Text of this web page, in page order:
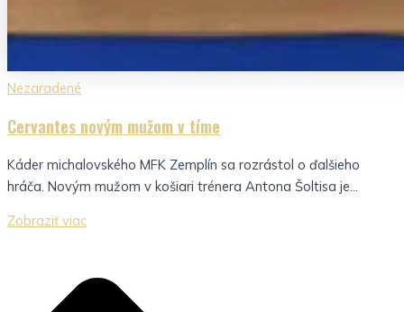
Nezaradené
Cervantes novým mužom v tíme
Káder michalovského MFK Zemplín sa rozrástol o ďalšieho
hráča. Novým mužom v košiari trénera Antona Šoltisa je...
Zobraziť viac